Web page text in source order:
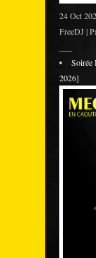
24 Oct
FreeDJ |
Soirée
2026]